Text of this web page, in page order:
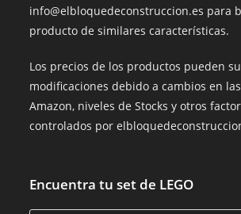
info@elbloquedeconstruccion.es para
producto de similares características.
Los precios de los productos pueden
modificaciones debido a cambios en
Amazon, niveles de Stocks y otros
controlados por
Encuentra tu set de LEGO